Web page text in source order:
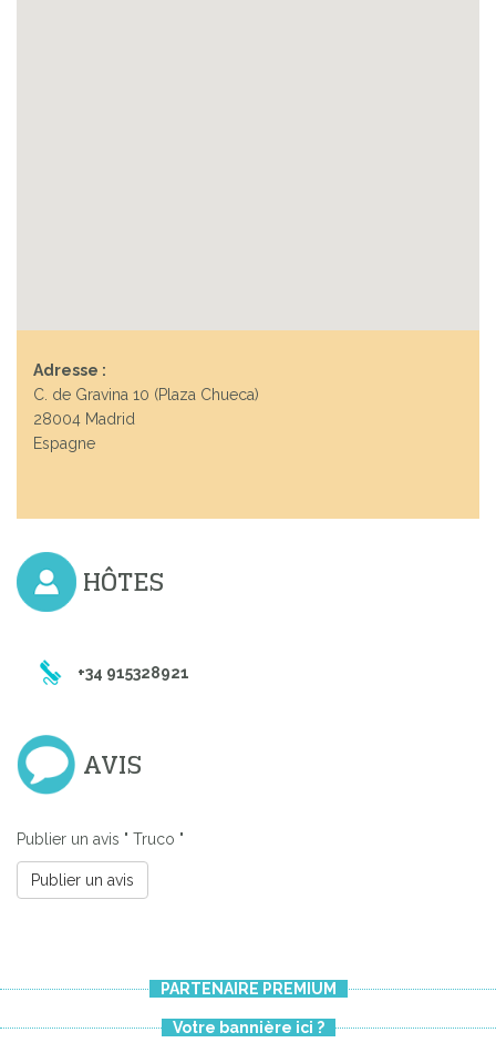
Adresse :
C. de Gravina 10 (Plaza Chueca)
28004 Madrid
Espagne
HÔTES
+34 915328921
AVIS
Publier un avis " Truco "
Publier un avis
PARTENAIRE PREMIUM
Votre bannière ici ?